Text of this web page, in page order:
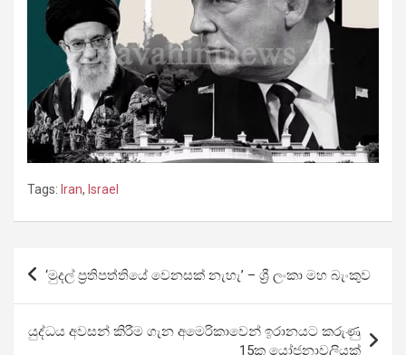
Tags: Iran, Israel
Post
navigation
‘මුදල් ප්‍රතිපත්තියේ වෙනසක් නැහැ’ – ශ්‍රී ලංකා මහ බැංකුව
යුද්ධය අවසන් කිරීම ගැන අමෙරිකාවෙන් ඉරානයට කරුණු
15ක යෝජනාවලියක්